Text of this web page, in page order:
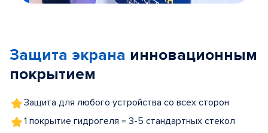
5
Защита экрана инновационным
покрытием
Защита для любого устройства со всех сторон
1 покрытие гидрогеля = 3-5 стандартных стекол